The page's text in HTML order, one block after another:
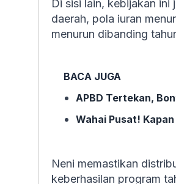
Di sisi lain, kebijakan ini
daerah, pola iuran
menurun dibanding
BACA JUGA
APBD Tertekan,
Wahai Pusat!
Neni memastikan
keberhasilan program